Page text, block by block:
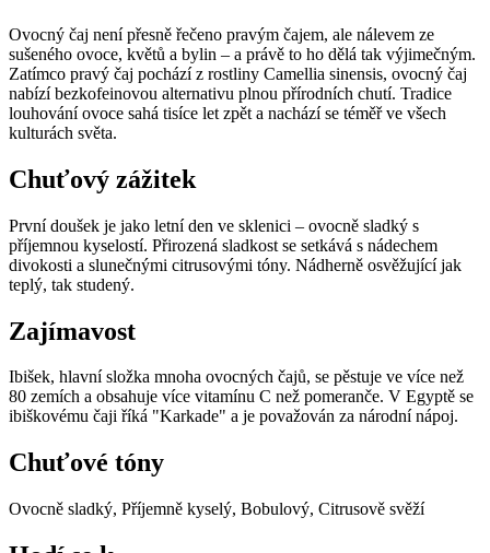
Ovocný čaj není přesně řečeno pravým čajem, ale nálevem ze
sušeného ovoce, květů a bylin – a právě to ho dělá tak výjimečným.
Zatímco pravý čaj pochází z rostliny Camellia sinensis, ovocný čaj
nabízí bezkofeinovou alternativu plnou přírodních chutí. Tradice
louhování ovoce sahá tisíce let zpět a nachází se téměř ve všech
kulturách světa.
Chuťový zážitek
První doušek je jako letní den ve sklenici – ovocně sladký s
příjemnou kyselostí. Přirozená sladkost se setkává s nádechem
divokosti a slunečnými citrusovými tóny. Nádherně osvěžující jak
teplý, tak studený.
Zajímavost
Ibišek, hlavní složka mnoha ovocných čajů, se pěstuje ve více než
80 zemích a obsahuje více vitamínu C než pomeranče. V Egyptě se
ibiškovému čaji říká "Karkade" a je považován za národní nápoj.
Chuťové tóny
Ovocně sladký, Příjemně kyselý, Bobulový, Citrusově svěží